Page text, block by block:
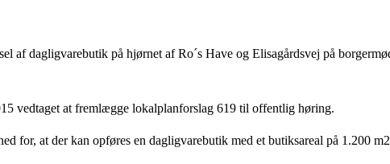
af dagligvarebutik på hjørnet af Ro´s Have og Elisagårdsvej på
vedtaget at fremlægge lokalplanforslag 619 til offentlig høring.
for, at der kan opføres en dagligvarebutik med et butiksareal på 1.200